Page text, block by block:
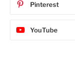
Pinterest
YouTube